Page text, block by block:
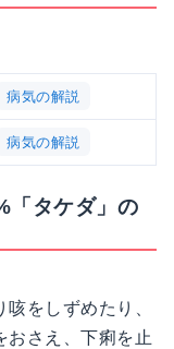
病気の解説
病気の解説
「タケダ」の
をしずめたり、
おさえ、下痢を止